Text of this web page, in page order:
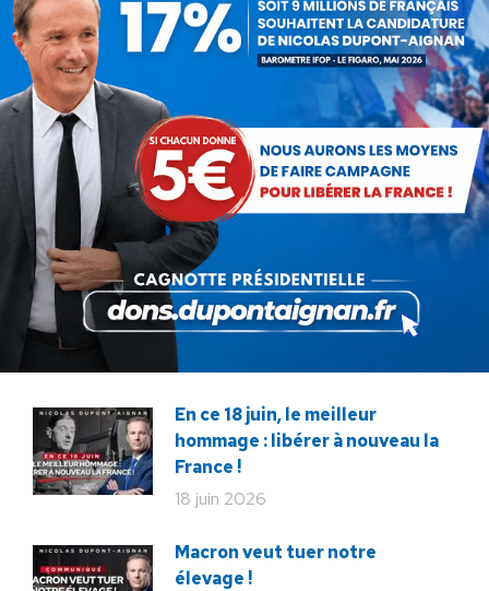
ARTICLES LIÉS
Communiqué : La protection
de nos enfants se joue sur le
terrain !
22 juillet 2026
Communiqué : Corse,
l’engrenage d’une France
fragmentée
26 juin 2026
En ce 18 juin, le meilleur
hommage : libérer à nouveau la
France !
18 juin 2026
Macron veut tuer notre
élevage !